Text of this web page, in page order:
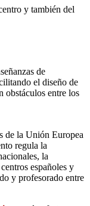
y también del
de
el diseño de
obstáculos entre los
de la Unión Europea
regula la
la
españoles y
y profesorado entre